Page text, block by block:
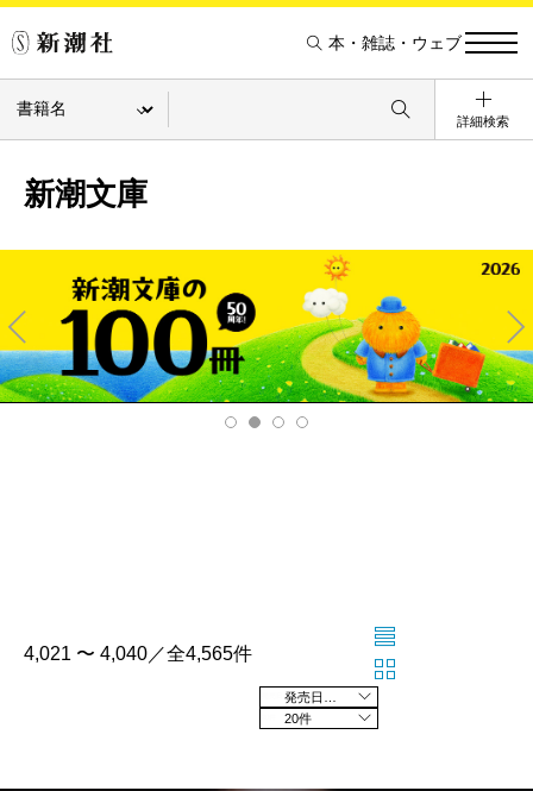
本・雑誌・ウェブ
詳細検索
新潮文庫
Pre
v
Ne
xt
4,021 〜 4,040／全4,565件
20件